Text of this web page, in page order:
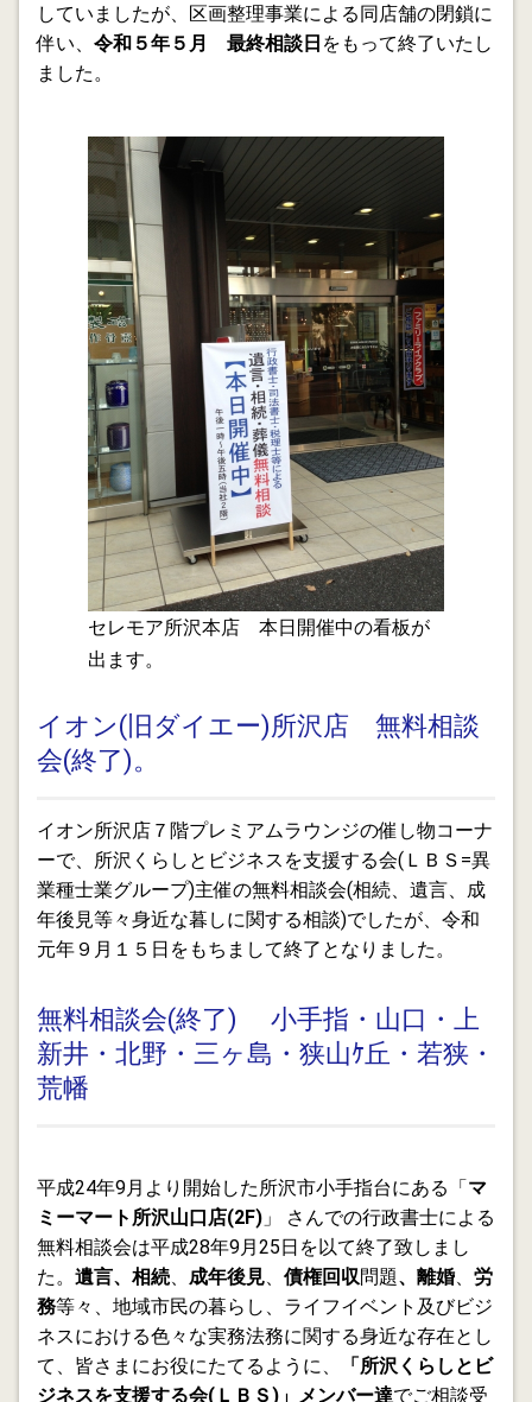
2013.06.29
行政書士が中小企業支援ネットワークの起点になるNo.3
2013.06.27
行政書士が中小企業支援ネットワークの起点になるNo.1
2013.06.22
年金分割調停による請求手続きは１か月以内にして下さ
い。
2013.06.11
金融円滑化法終了 事業リストラの再点検
2013.05.28
所沢 グラウンド･ゴルフ大会について
2013.05.27
所沢市北中運動場で開催された第二回セレモア杯グラウ
ンドゴルフ大会の協賛事業者として大会進行のお手伝い
をしてきました。今回のチーム優勝は初参加の川越市チ
ームで、個人優勝は所沢市長生クラブの方でした。
センターで無料相談会を開催いたします。主催 所沢く
らしとビジネスを支援する会(LBS) 予約不要です。
認定経営革新等支援機関
2013.05.01
昔のままで居てほしい池袋のスナック
重な対応が望まれます。
2013.04.29
相続の「登記未了」。時間が空くと複雑さが増しますの
2013.04.28
遺言作成率が低い理由
2013.04.28
サービサー交流会 サービサーは更に高いステージに進
めるか？ 参議院選挙後に動きが出そうです。
2013.04.26
養育費支払い２割どまり 相談者の身近な存在とし
していましたが、区画整理事業による同店舗の閉鎖に
伴い、 令和５年５月 最終相談日 をもって終了いたし
ました。
セレモア所沢本店 本日開催中の看板が
出ます。
イオン(旧ダイエー)所沢店 無料相談
会(終了)。
イオン所沢店７階プレミアムラウンジの催し物コーナ
ーで、所沢くらしとビジネスを支援する会(ＬＢＳ=異
業種士業グループ)主催の無料相談会(相続、遺言、成
年後見等々身近な暮しに関する相談)でしたが、令和
元年９月１５日をもちまして終了となりました。
無料相談会(終了) 小手指・山口・上
新井・北野・三ヶ島・狭山ｹ丘・若狭・
荒幡
平成24年9月より開始した所沢市小手指台にある「マ
ミーマート所沢山口店(2F) 」 さんでの行政書士による
無料相談会は平成28年9月25日を以て終了致しまし
た。 遺言、相続 成年後見 債権回収問題、離婚
労
務等々、地域市民の暮らし、ライフイベント及びビジ
ネスにおける色々な実務法務に関する身近な存在とし
て、皆さまにお役にたてるように、
「所沢くらしとビ
ジネスを支援する会(ＬＢＳ)」メンバー達でご相談受